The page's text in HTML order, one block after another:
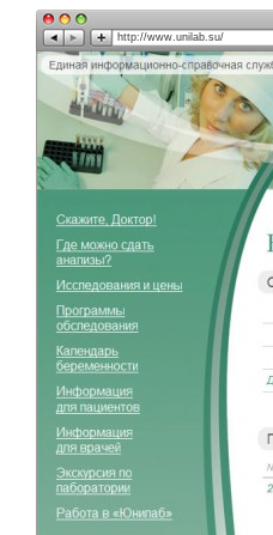
http://www.unilab.su/